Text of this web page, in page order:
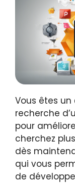
Vous êtes
recherche
pour
cherchez
dès
qui vous
de